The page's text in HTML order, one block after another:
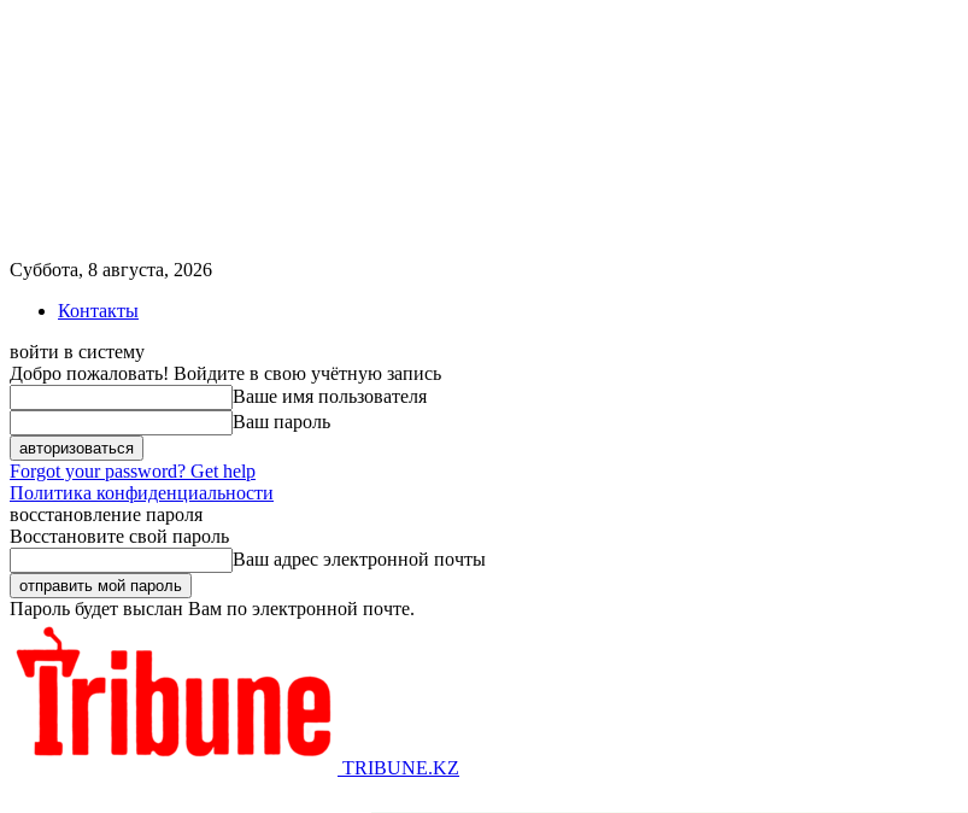
Суббота, 8 августа, 2026
Контакты
войти в систему
Добро пожаловать! Войдите в свою учётную запись
Ваше имя пользователя
Ваш пароль
Forgot your password? Get help
Политика конфиденциальности
восстановление пароля
Восстановите свой пароль
Ваш адрес электронной почты
Пароль будет выслан Вам по электронной почте.
TRIBUNE.KZ